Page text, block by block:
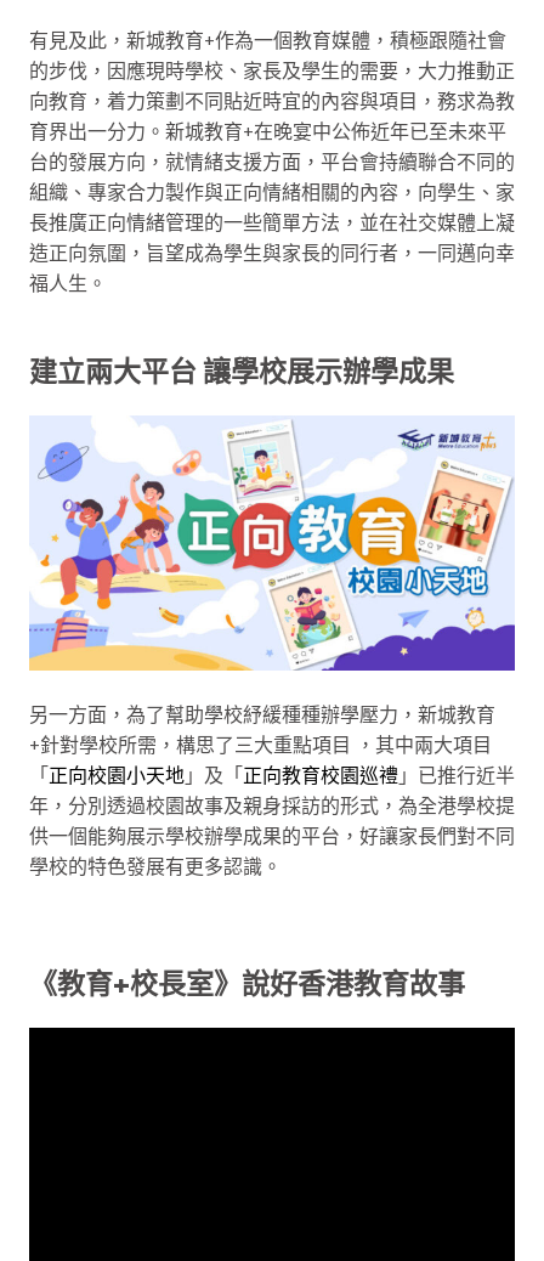
有見及此，新城教育+作為一個教育媒體，積極跟隨社會
的步伐，因應現時學校、家長及學生的需要，大力推動正
向教育，着力策劃不同貼近時宜的內容與項目，務求為教
育界出一分力。新城教育+在晚宴中公佈近年已至未來平
台的發展方向，就情緒支援方面，平台會持續聯合不同的
組織、專家合力製作與正向情緒相關的內容，向學⽣、家
⻑推廣正向情緒管理的⼀些簡單⽅法，並在社交媒體上凝
造正向氛圍，旨望成為學生與家長的同行者，一同邁向幸
福人生。
建立兩大平台 讓學校展示辦學成果
另⼀⽅⾯，為了幫助學校紓緩種種辦學壓力，新城教育
+針對學校所需，構思了三大重點項目 ，其中兩大項目
「 正向校園小天地 」及「 正向教育校園巡禮 」已推行近半
年，分別透過校園故事及親身採訪的形式，為全港學校提
供一個能夠展示學校辦學成果的平台，好讓家⻑們對不同
學校的特⾊發展有更多認識。
《教育+校長室》說好香港教育故事